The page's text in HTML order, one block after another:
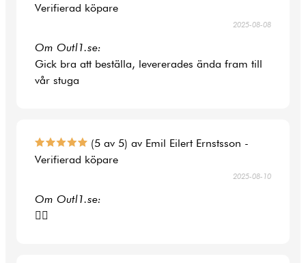
Verifierad köpare
2025-08-08
Om Outl1.se:
Gick bra att beställa, levererades ända fram till
vår stuga
(5 av 5) av Emil Eilert Ernstsson -
Verifierad köpare
2025-08-10
Om Outl1.se:
👍🏻